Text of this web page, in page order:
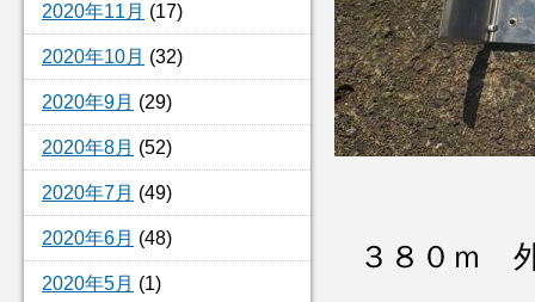
2020年11月 (17)
2020年10月 (32)
2020年9月 (29)
2020年8月 (52)
2020年7月 (49)
2020年6月 (48)
2020年5月 (1)
３８０ｍ